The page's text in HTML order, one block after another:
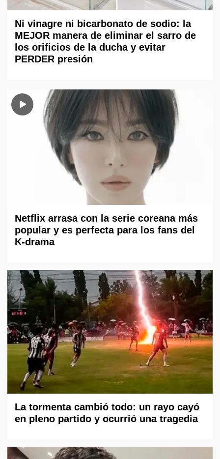
Ni vinagre ni bicarbonato de sodio: la
MEJOR manera de eliminar el sarro de
los orificios de la ducha y evitar
PERDER presión
Netflix arrasa con la serie coreana más
popular y es perfecta para los fans del
K-drama
La tormenta cambió todo: un rayo cayó
en pleno partido y ocurrió una tragedia